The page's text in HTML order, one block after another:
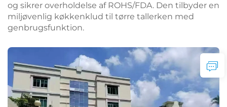
og sikrer overholdelse af ROHS/FDA. Den tilbyder en
miljøvenlig køkkenklud til tørre tallerken med
genbrugsfunktion.